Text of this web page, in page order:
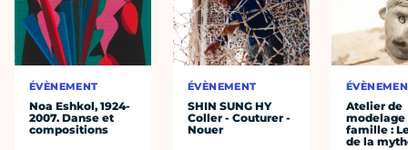
ÉVÈNEMENT
Noa Eshkol, 1924-
2007. Danse et
compositions
ÉVÈNEMENT
SHIN SUNG HY
Coller - Couturer -
Nouer
Atelier de
modelage
famille :
de la